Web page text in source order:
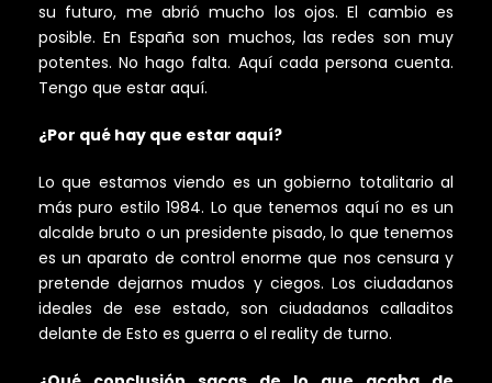
su futuro, me abrió mucho los ojos. El cambio es
posible. En España son muchos, las redes son muy
potentes. No hago falta. Aquí cada persona cuenta.
Tengo que estar aquí.
¿Por qué hay que estar aquí?
Lo que estamos viendo es un gobierno totalitario al
más puro estilo 1984. Lo que tenemos aquí no es un
alcalde bruto o un presidente pisado, lo que tenemos
es un aparato de control enorme que nos censura y
pretende dejarnos mudos y ciegos. Los ciudadanos
ideales de ese estado, son ciudadanos calladitos
delante de Esto es guerra o el reality de turno.